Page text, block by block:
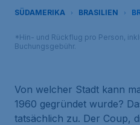
SÜDAMERIKA BRASILIEN
*Hin- und Rückflug pro Person,
Buchungsgebühr.
Von welcher Stadt kann
1960 gegründet wurde?
tatsächlich zu. Der Coup,